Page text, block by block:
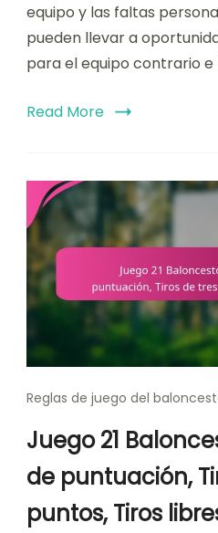
equipo y las faltas
pueden llevar a
para el equipo contrario e
Read More
Reglas de juego del
Juego 21
de puntuación,
puntos, Tiros